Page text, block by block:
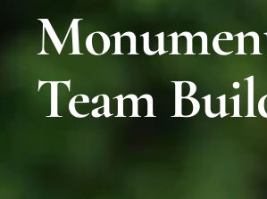
Team